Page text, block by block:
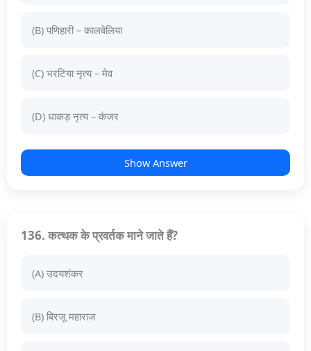
(B) पणिहारी – कालबेलिया
(C) भरटिया नृत्य – मेव
(D) धाकड़ नृत्य – कंजर
Show Answer
136. कत्थक के प्रवर्तक माने जाते हैं?
(A) उदयशंकर
(B) बिरजू महाराज